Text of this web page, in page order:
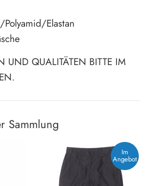
Elastan
UND QUALITÄTEN BITTE IM
Sammlung
Im
Angebot